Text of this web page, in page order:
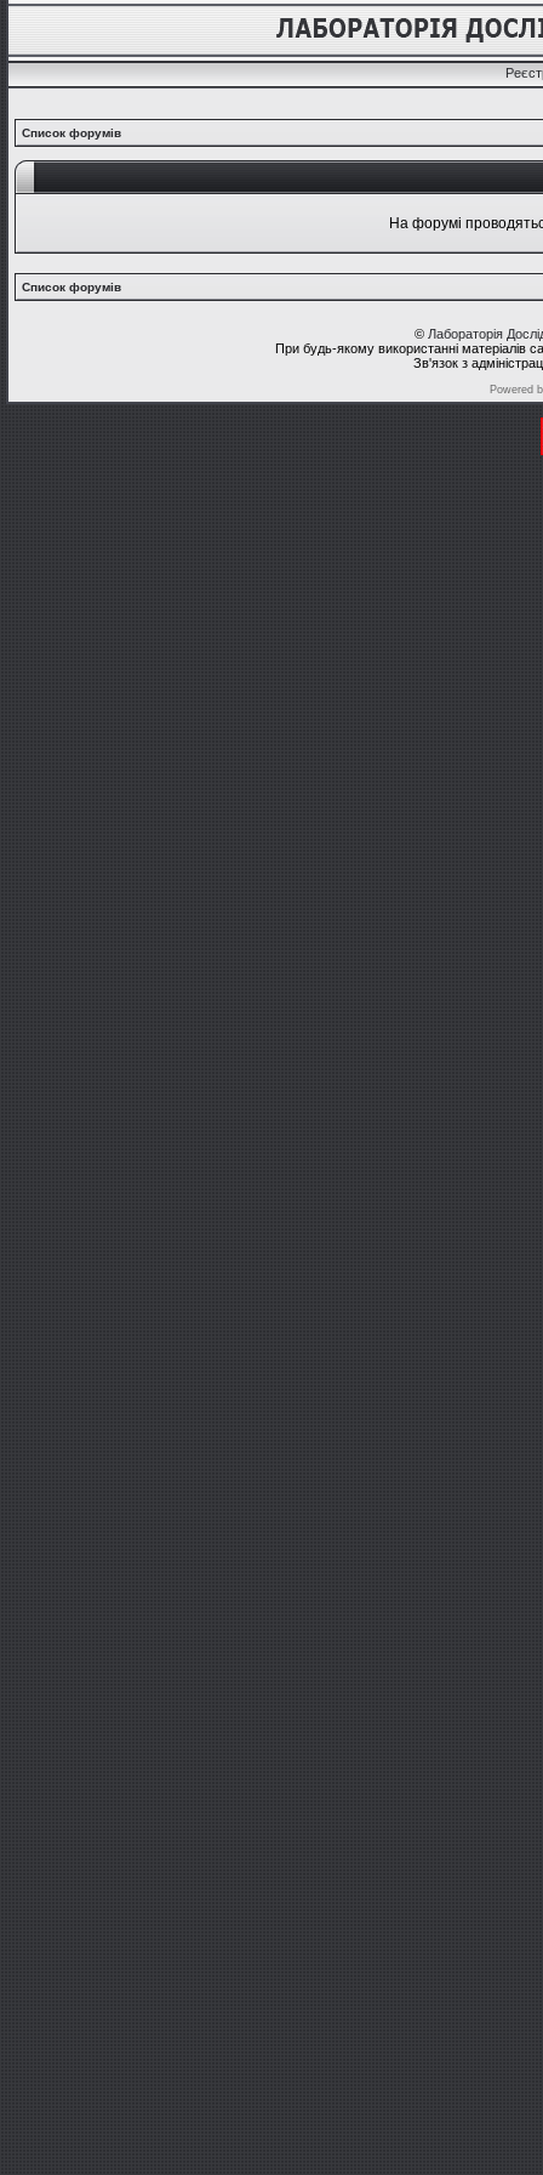
Список форумів
На форумі
Список форумів
© Лабораторія
При будь-якому використанні матеріалів
Зв'язок з
Powered